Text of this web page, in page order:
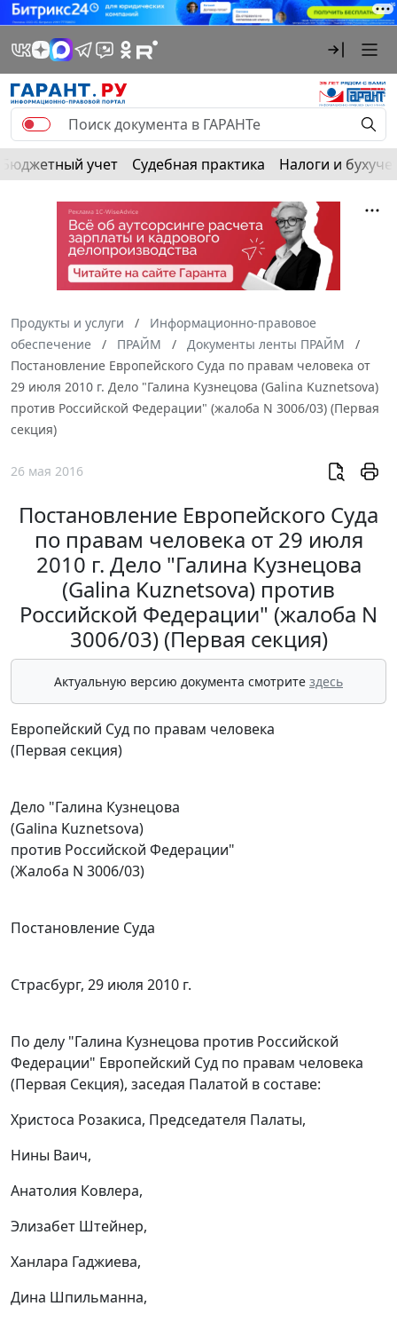
Бюджетный учет Судебная практика Налоги и
Продукты и услуги
Информационно-правовое
обеспечение
ПРАЙМ
Документы ленты ПРАЙМ
Постановление Европейского Суда по правам человека от
29 июля 2010 г. Дело "Галина Кузнецова (Galina Kuznetsova)
против Российской Федерации" (жалоба N 3006/03) (Первая
секция)
26 мая 2016
Постановление Европейского Суда
по правам человека от 29 июля
2010 г. Дело "Галина Кузнецова
(Galina Kuznetsova) против
Российской Федерации" (жалоба N
3006/03) (Первая секция)
Актуальную версию документа смотрите здесь
Европейский Суд по правам человека
(Первая секция)
Дело "Галина Кузнецова
(Galina Kuznetsova)
против Российской Федерации"
(Жалоба N 3006/03)
Постановление Суда
Страсбург, 29 июля 2010 г.
По делу "Галина Кузнецова против Российской
Федерации" Европейский Суд по правам человека
(Первая Секция), заседая Палатой в составе:
Христоса Розакиса, Председателя Палаты,
Нины Ваич,
Анатолия Ковлера,
Элизабет Штейнер,
Ханлара Гаджиева,
Дина Шпильманна,